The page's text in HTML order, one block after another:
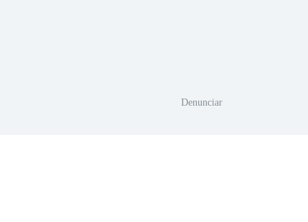
Denunciar